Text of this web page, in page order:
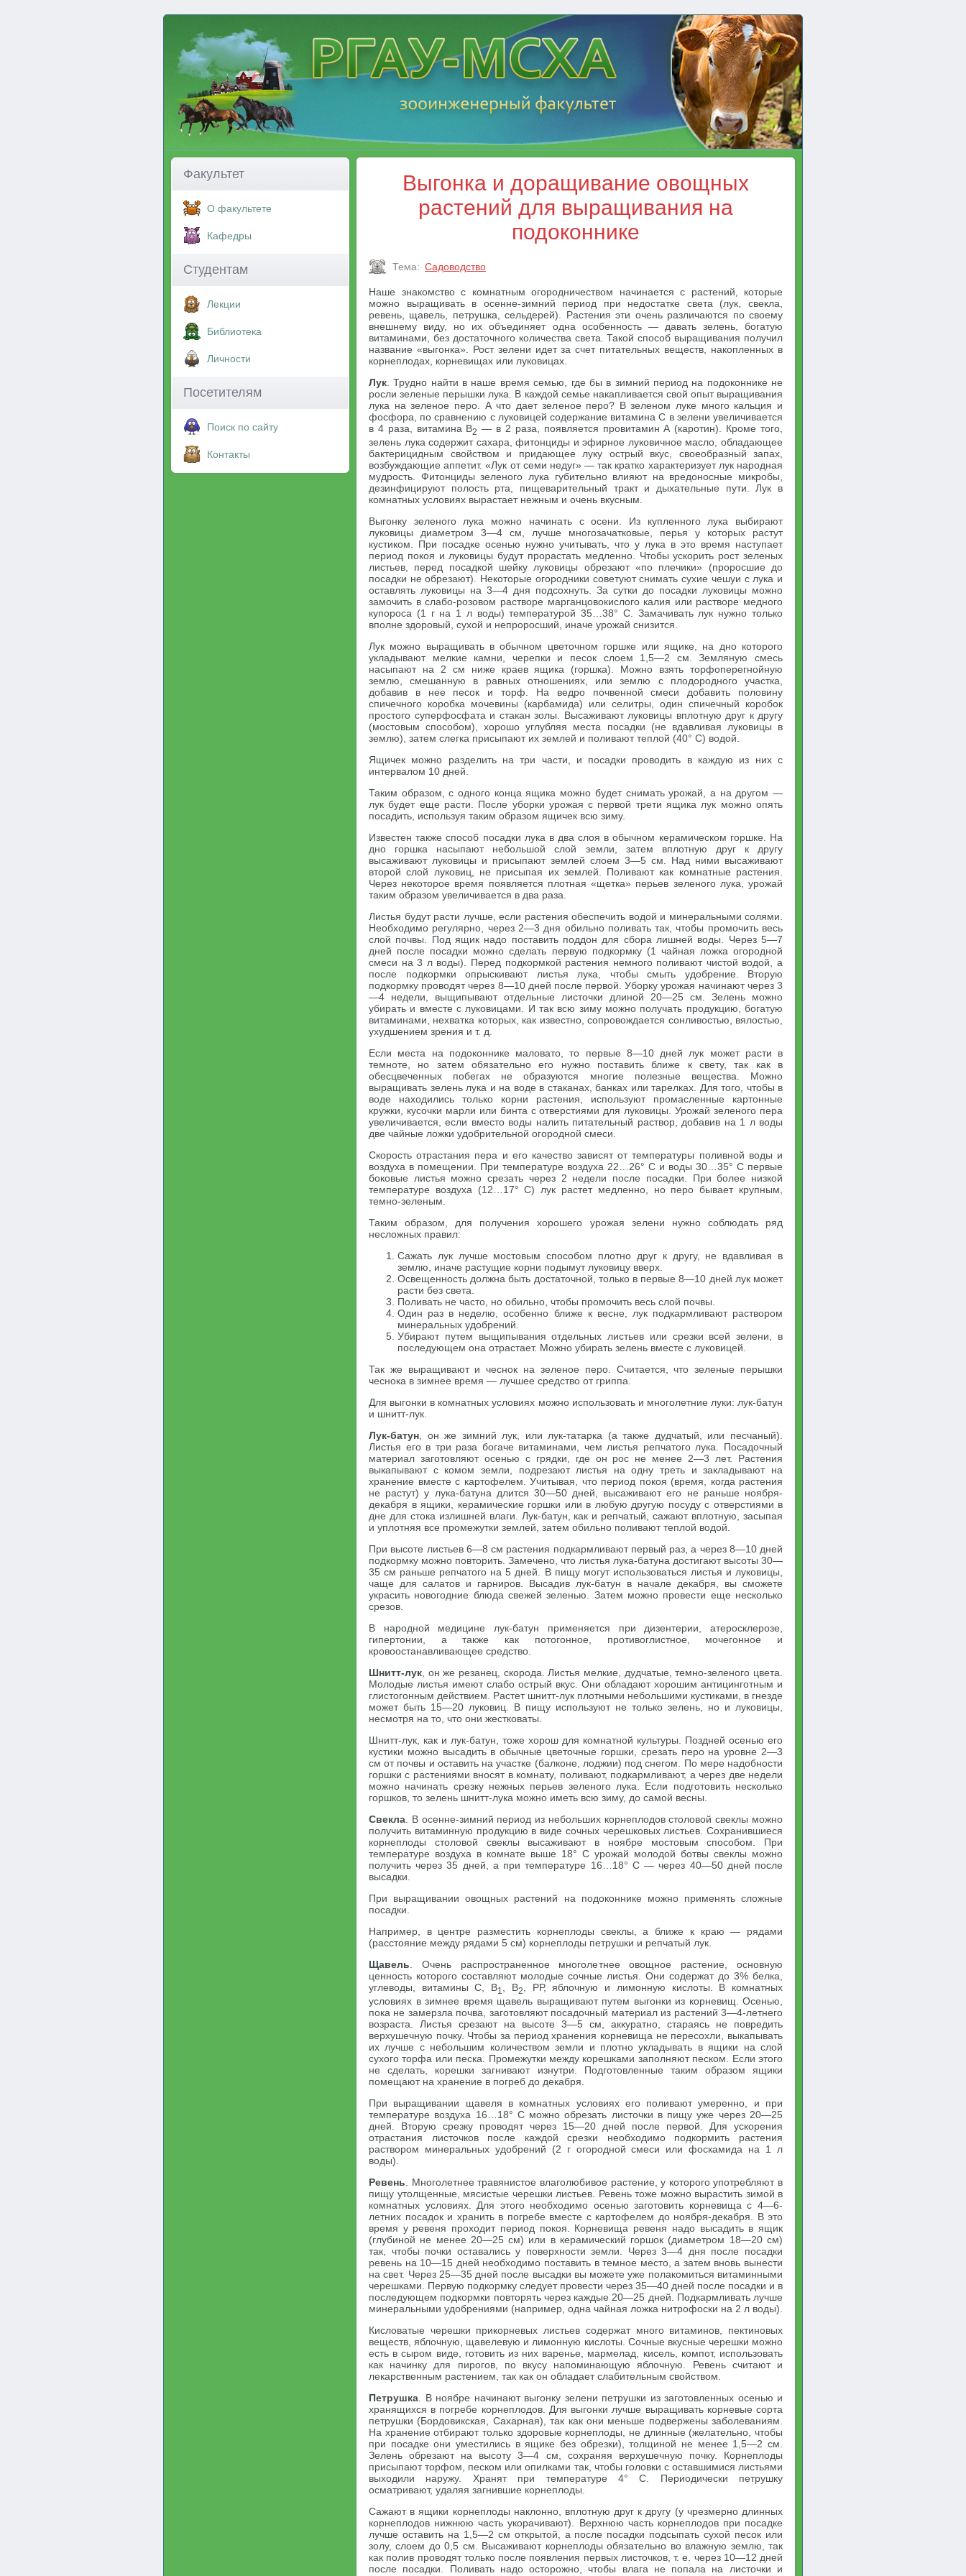
Факультет
О факультете
Кафедры
Студентам
Лекции
Библиотека
Личности
Посетителям
Поиск по сайту
Контакты
Выгонка и доращивание овощных
растений для выращивания на
подоконнике
Тема: Садоводство
Наше знакомство с комнатным огородничеством начинается с растений, которые
можно выращивать в осенне-зимний период при недостатке света (лук, свекла,
ревень, щавель, петрушка, сельдерей). Растения эти очень различаются по своему
внешнему виду, но их объединяет одна особенность — давать зелень, богатую
витаминами, без достаточного количества света. Такой способ выращивания получил
название «выгонка». Рост зелени идет за счет питательных веществ, накопленных в
корнеплодах, корневищах или луковицах.
Лук . Трудно найти в наше время семью, где бы в зимний период на подоконнике не
росли зеленые перышки лука. В каждой семье накапливается свой опыт выращивания
лука на зеленое перо. А что дает зеленое перо? В зеленом луке много кальция и
фосфора, по сравнению с луковицей содержание витамина С в зелени увеличивается
в 4 раза, витамина В2 — в 2 раза, появляется провитамин А (каротин). Кроме того,
зелень лука содержит сахара, фитонциды и эфирное луковичное масло, обладающее
бактерицидным свойством и придающее луку острый вкус, своеобразный запах,
возбуждающие аппетит. «Лук от семи недуг» — так кратко характеризует лук народная
мудрость. Фитонциды зеленого лука губительно влияют на вредоносные микробы,
дезинфицируют полость рта, пищеварительный тракт и дыхательные пути. Лук в
комнатных условиях вырастает нежным и очень вкусным.
Выгонку зеленого лука можно начинать с осени. Из купленного лука выбирают
луковицы диаметром 3—4 см, лучше многозачатковые, перья у которых растут
кустиком. При посадке осенью нужно учитывать, что у лука в это время наступает
период покоя и луковицы будут прорастать медленно. Чтобы ускорить рост зеленых
листьев, перед посадкой шейку луковицы обрезают «по плечики» (проросшие до
посадки не обрезают). Некоторые огородники советуют снимать сухие чешуи с лука и
оставлять луковицы на 3—4 дня подсохнуть. За сутки до посадки луковицы можно
замочить в слабо-розовом растворе марганцовокислого калия или растворе медного
купороса (1 г на 1 л воды) температурой 35…38° С. Замачивать лук нужно только
вполне здоровый, сухой и непроросший, иначе урожай снизится.
Лук можно выращивать в обычном цветочном горшке или ящике, на дно которого
укладывают мелкие камни, черепки и песок слоем 1,5—2 см. Земляную смесь
насыпают на 2 см ниже краев ящика (горшка). Можно взять торфоперегнойную
землю, смешанную в равных отношениях, или землю с плодородного участка,
добавив в нее песок и торф. На ведро почвенной смеси добавить половину
спичечного коробка мочевины (карбамида) или селитры, один спичечный коробок
простого суперфосфата и стакан золы. Высаживают луковицы вплотную друг к другу
(мостовым способом), хорошо углубляя места посадки (не вдавливая луковицы в
землю), затем слегка присыпают их землей и поливают теплой (40° С) водой.
Ящичек можно разделить на три части, и посадки проводить в каждую из них с
интервалом 10 дней.
Таким образом, с одного конца ящика можно будет снимать урожай, а на другом —
лук будет еще расти. После уборки урожая с первой трети ящика лук можно опять
посадить, используя таким образом ящичек всю зиму.
Известен также способ посадки лука в два слоя в обычном керамическом горшке. На
дно горшка насыпают небольшой слой земли, затем вплотную друг к другу
высаживают луковицы и присыпают землей слоем 3—5 см. Над ними высаживают
второй слой луковиц, не присыпая их землей. Поливают как комнатные растения.
Через некоторое время появляется плотная «щетка» перьев зеленого лука, урожай
таким образом увеличивается в два раза.
Листья будут расти лучше, если растения обеспечить водой и минеральными солями.
Необходимо регулярно, через 2—3 дня обильно поливать так, чтобы промочить весь
слой почвы. Под ящик надо поставить поддон для сбора лишней воды. Через 5—7
дней после посадки можно сделать первую подкормку (1 чайная ложка огородной
смеси на 3 л воды). Перед подкормкой растения немного поливают чистой водой, а
после подкормки опрыскивают листья лука, чтобы смыть удобрение. Вторую
подкормку проводят через 8—10 дней после первой. Уборку урожая начинают через 3
—4 недели, выщипывают отдельные листочки длиной 20—25 см. Зелень можно
убирать и вместе с луковицами. И так всю зиму можно получать продукцию, богатую
витаминами, нехватка которых, как известно, сопровождается сонливостью, вялостью,
ухудшением зрения и т. д.
Если места на подоконнике маловато, то первые 8—10 дней лук может расти в
темноте, но затем обязательно его нужно поставить ближе к свету, так как в
обесцвеченных побегах не образуются многие полезные вещества. Можно
выращивать зелень лука и на воде в стаканах, банках или тарелках. Для того, чтобы в
воде находились только корни растения, используют промасленные картонные
кружки, кусочки марли или бинта с отверстиями для луковицы. Урожай зеленого пера
увеличивается, если вместо воды налить питательный раствор, добавив на 1 л воды
две чайные ложки удобрительной огородной смеси.
Скорость отрастания пера и его качество зависят от температуры поливной воды и
воздуха в помещении. При температуре воздуха 22…26° С и воды 30…35° С первые
боковые листья можно срезать через 2 недели после посадки. При более низкой
температуре воздуха (12…17° С) лук растет медленно, но перо бывает крупным,
темно-зеленым.
Таким образом, для получения хорошего урожая зелени нужно соблюдать ряд
несложных правил:
Сажать лук лучше мостовым способом плотно друг к другу, не вдавливая в
землю, иначе растущие корни подымут луковицу вверх.
Освещенность должна быть достаточной, только в первые 8—10 дней лук может
расти без света.
Поливать не часто, но обильно, чтобы промочить весь слой почвы.
Один раз в неделю, особенно ближе к весне, лук подкармливают раствором
минеральных удобрений.
Убирают путем выщипывания отдельных листьев или срезки всей зелени, в
последующем она отрастает. Можно убирать зелень вместе с луковицей.
Так же выращивают и чеснок на зеленое перо. Считается, что зеленые перышки
чеснока в зимнее время — лучшее средство от гриппа.
Для выгонки в комнатных условиях можно использовать и многолетние луки: лук-батун
и шнитт-лук.
Лук-батун , он же зимний лук, или лук-татарка (а также дудчатый, или песчаный).
Листья его в три раза богаче витаминами, чем листья репчатого лука. Посадочный
материал заготовляют осенью с грядки, где он рос не менее 2—3 лет. Растения
выкапывают с комом земли, подрезают листья на одну треть и закладывают на
хранение вместе с картофелем. Учитывая, что период покоя (время, когда растения
не растут) у лука-батуна длится 30—50 дней, высаживают его не раньше ноября-
декабря в ящики, керамические горшки или в любую другую посуду с отверстиями в
дне для стока излишней влаги. Лук-батун, как и репчатый, сажают вплотную, засыпая
и уплотняя все промежутки землей, затем обильно поливают теплой водой.
При высоте листьев 6—8 см растения подкармливают первый раз, а через 8—10 дней
подкормку можно повторить. Замечено, что листья лука-батуна достигают высоты 30—
35 см раньше репчатого на 5 дней. В пищу могут использоваться листья и луковицы,
чаще для салатов и гарниров. Высадив лук-батун в начале декабря, вы сможете
украсить новогодние блюда свежей зеленью. Затем можно провести еще несколько
срезов.
В народной медицине лук-батун применяется при дизентерии, атеросклерозе,
гипертонии, а также как потогонное, противоглистное, мочегонное и
кровоостанавливающее средство.
Шнитт-лук , он же резанец, скорода. Листья мелкие, дудчатые, темно-зеленого цвета.
Молодые листья имеют слабо острый вкус. Они обладают хорошим антицинготным и
глистогонным действием. Растет шнитт-лук плотными небольшими кустиками, в гнезде
может быть 15—20 луковиц. В пищу используют не только зелень, но и луковицы,
несмотря на то, что они жестковаты.
Шнитт-лук, как и лук-батун, тоже хорош для комнатной культуры. Поздней осенью его
кустики можно высадить в обычные цветочные горшки, срезать перо на уровне 2—3
см от почвы и оставить на участке (балконе, лоджии) под снегом. По мере надобности
горшки с растениями вносят в комнату, поливают, подкармливают, а через две недели
можно начинать срезку нежных перьев зеленого лука. Если подготовить несколько
горшков, то зелень шнитт-лука можно иметь всю зиму, до самой весны.
Свекла . В осенне-зимний период из небольших корнеплодов столовой свеклы можно
получить витаминную продукцию в виде сочных черешковых листьев. Сохранившиеся
корнеплоды столовой свеклы высаживают в ноябре мостовым способом. При
температуре воздуха в комнате выше 18° С урожай молодой ботвы свеклы можно
получить через 35 дней, а при температуре 16…18° С — через 40—50 дней после
высадки.
При выращивании овощных растений на подоконнике можно применять сложные
посадки.
Например, в центре разместить корнеплоды свеклы, а ближе к краю — рядами
(расстояние между рядами 5 см) корнеплоды петрушки и репчатый лук.
Щавель . Очень распространенное многолетнее овощное растение, основную
ценность которого составляют молодые сочные листья. Они содержат до 3% белка,
углеводы, витамины С, В1 , В2
, РР, яблочную и лимонную кислоты. В комнатных
условиях в зимнее время щавель выращивают путем выгонки из корневищ. Осенью,
пока не замерзла почва, заготовляют посадочный материал из растений 3—4-летнего
возраста. Листья срезают на высоте 3—5 см, аккуратно, стараясь не повредить
верхушечную почку. Чтобы за период хранения корневища не пересохли, выкапывать
их лучше с небольшим количеством земли и плотно укладывать в ящики на слой
сухого торфа или песка. Промежутки между корешками заполняют песком. Если этого
не сделать, корешки загнивают изнутри. Подготовленные таким образом ящики
помещают на хранение в погреб до декабря.
При выращивании щавеля в комнатных условиях его поливают умеренно, и при
температуре воздуха 16…18° С можно обрезать листочки в пищу уже через 20—25
дней. Вторую срезку проводят через 15—20 дней после первой. Для ускорения
отрастания листочков после каждой срезки необходимо подкормить растения
раствором минеральных удобрений (2 г огородной смеси или фоскамида на 1 л
воды).
Ревень . Многолетнее травянистое влаголюбивое растение, у которого употребляют в
пищу утолщенные, мясистые черешки листьев. Ревень тоже можно вырастить зимой в
комнатных условиях. Для этого необходимо осенью заготовить корневища с 4—6-
летних посадок и хранить в погребе вместе с картофелем до ноября-декабря. В это
время у ревеня проходит период покоя. Корневища ревеня надо высадить в ящик
(глубиной не менее 20—25 см) или в керамический горшок (диаметром 18—20 см)
так, чтобы почки оставались у поверхности земли. Через 3—4 дня после посадки
ревень на 10—15 дней необходимо поставить в темное место, а затем вновь вынести
на свет. Через 25—35 дней после высадки вы можете уже полакомиться витаминными
черешками. Первую подкормку следует провести через 35—40 дней после посадки и в
последующем подкормки повторять через каждые 20—25 дней. Подкармливать лучше
минеральными удобрениями (например, одна чайная ложка нитрофоски на 2 л воды).
Кисловатые черешки прикорневых листьев содержат много витаминов, пектиновых
веществ, яблочную, щавелевую и лимонную кислоты. Сочные вкусные черешки можно
есть в сыром виде, готовить из них варенье, мармелад, кисель, компот, использовать
как начинку для пирогов, по вкусу напоминающую яблочную. Ревень считают и
лекарственным растением, так как он обладает слабительным свойством.
Петрушка . В ноябре начинают выгонку зелени петрушки из заготовленных осенью и
хранящихся в погребе корнеплодов. Для выгонки лучше выращивать корневые сорта
петрушки (Бордовикская, Сахарная), так как они меньше подвержены заболеваниям.
На хранение отбирают только здоровые корнеплоды, не длинные (желательно, чтобы
при посадке они уместились в ящике без обрезки), толщиной не менее 1,5—2 см.
Зелень обрезают на высоту 3—4 см, сохраняя верхушечную почку. Корнеплоды
присыпают торфом, песком или опилками так, чтобы головки с оставшимися листьями
выходили наружу. Хранят при температуре 4° С. Периодически петрушку
осматривают, удаляя загнившие корнеплоды.
Сажают в ящики корнеплоды наклонно, вплотную друг к другу (у чрезмерно длинных
корнеплодов нижнюю часть укорачивают). Верхнюю часть корнеплодов при посадке
лучше оставить на 1,5—2 см открытой, а после посадки подсыпать сухой песок или
золу, слоем до 0,5 см. Высаживают корнеплоды обязательно во влажную землю, так
как полив проводят только после появления первых листочков, т. е. через 10—12 дней
после посадки. Поливать надо осторожно, чтобы влага не попала на листочки и